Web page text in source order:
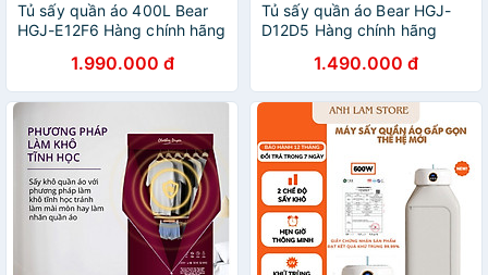
Tủ sấy quần áo 400L Bear
HGJ-E12F6 Hàng chính hãng
1.990.000 đ
Tủ sấy quần áo Bear HGJ-
D12D5 Hàng chính hãng
1.490.000 đ